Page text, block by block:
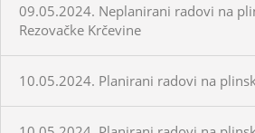
09.05.2024. Neplanirani radovi na
Rezovačke Krčevine
10.05.2024. Planirani radovi na